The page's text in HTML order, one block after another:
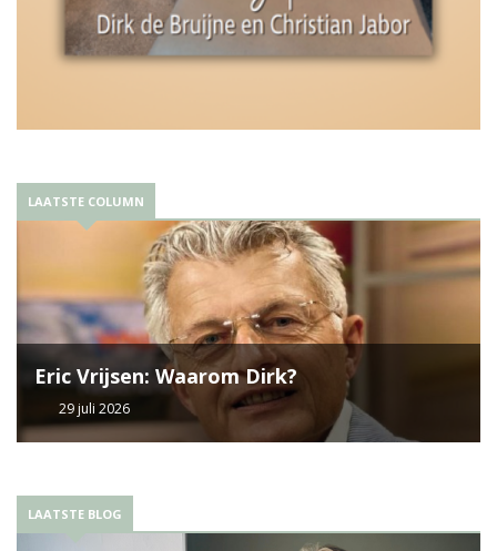
LAATSTE COLUMN
Eric Vrijsen: Waarom Dirk?
29 juli 2026
LAATSTE BLOG